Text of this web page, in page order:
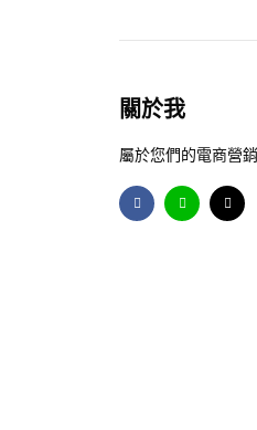
關於我
屬於您們的電商營